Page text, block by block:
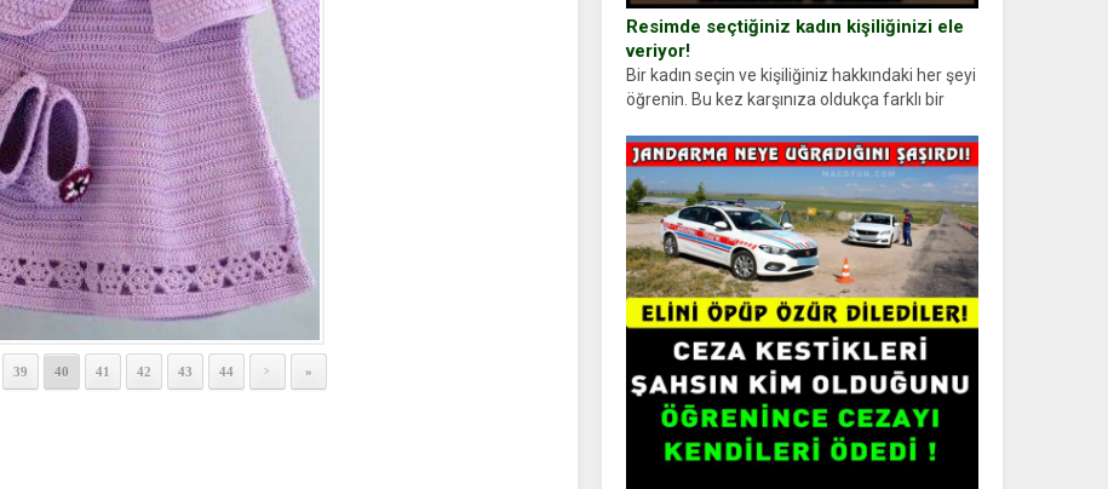
Resimde seçtiğiniz kadın kişiliğinizi ele
veriyor!
Bir kadın seçin ve kişiliğiniz hakkındaki her şeyi
öğrenin. Bu kez karşınıza oldukça farklı bir
kadın figürlerinden dikkatinizi en...
39 40 41 42 43 44 > »